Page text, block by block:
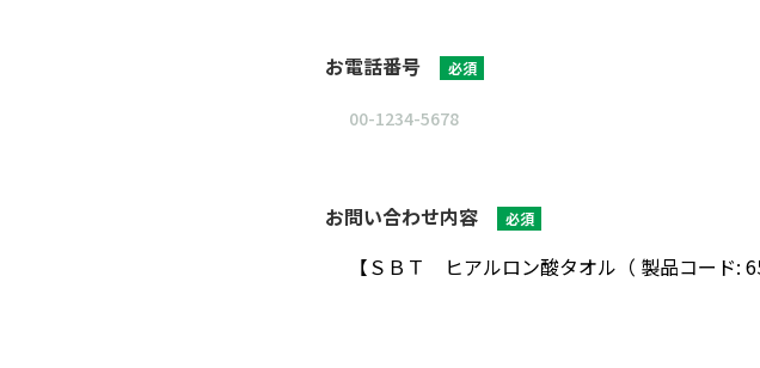
お電話番号 必須
お問い合わせ内容 必須